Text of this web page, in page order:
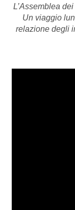
L’Assemblea
Un viaggio
relazione degli